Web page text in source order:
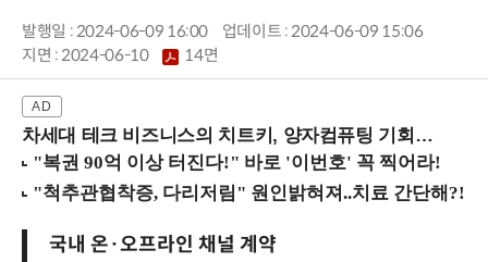
발행일 : 2024-06-09 16:00
업데이트 : 2024-06-09 15:06
지면 :2024-06-10 14면
차세대 테크 비즈니스의 치트키, 양자컴퓨팅 기회를 선점하라! (8/28 강남역)
국내 온·오프라인 채널 계약